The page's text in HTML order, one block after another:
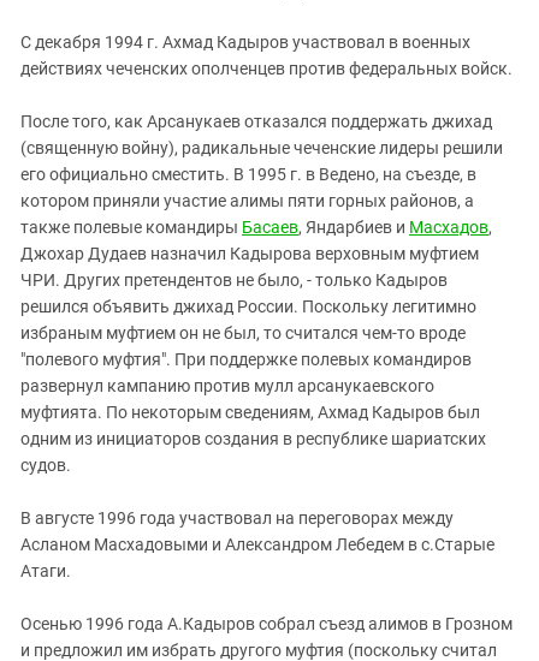
С декабря 1994 г. Ахмад Кадыров участвовал в военных
действиях чеченских ополченцев против федеральных войск.
После того, как Арсанукаев отказался поддержать джихад
(священную войну), радикальные чеченские лидеры решили
его официально сместить. В 1995 г. в Ведено, на съезде, в
котором приняли участие алимы пяти горных районов, а
также полевые командиры Басаев, Яндарбиев и Масхадов,
Джохар Дудаев назначил Кадырова верховным муфтием
ЧРИ. Других претендентов не было, - только Кадыров
решился объявить джихад России. Поскольку легитимно
избраным муфтием он не был, то считался чем-то вроде
"полевого муфтия". При поддержке полевых командиров
развернул кампанию против мулл арсанукаевского
муфтията. По некоторым сведениям, Ахмад Кадыров был
одним из инициаторов создания в республике шариатских
судов.
В августе 1996 года участвовал на переговорах между
Асланом Масхадовыми и Александром Лебедем в с.Старые
Атаги.
Осенью 1996 года А.Кадыров собрал съезд алимов в Грозном
и предложил им избрать другого муфтия (поскольку считал